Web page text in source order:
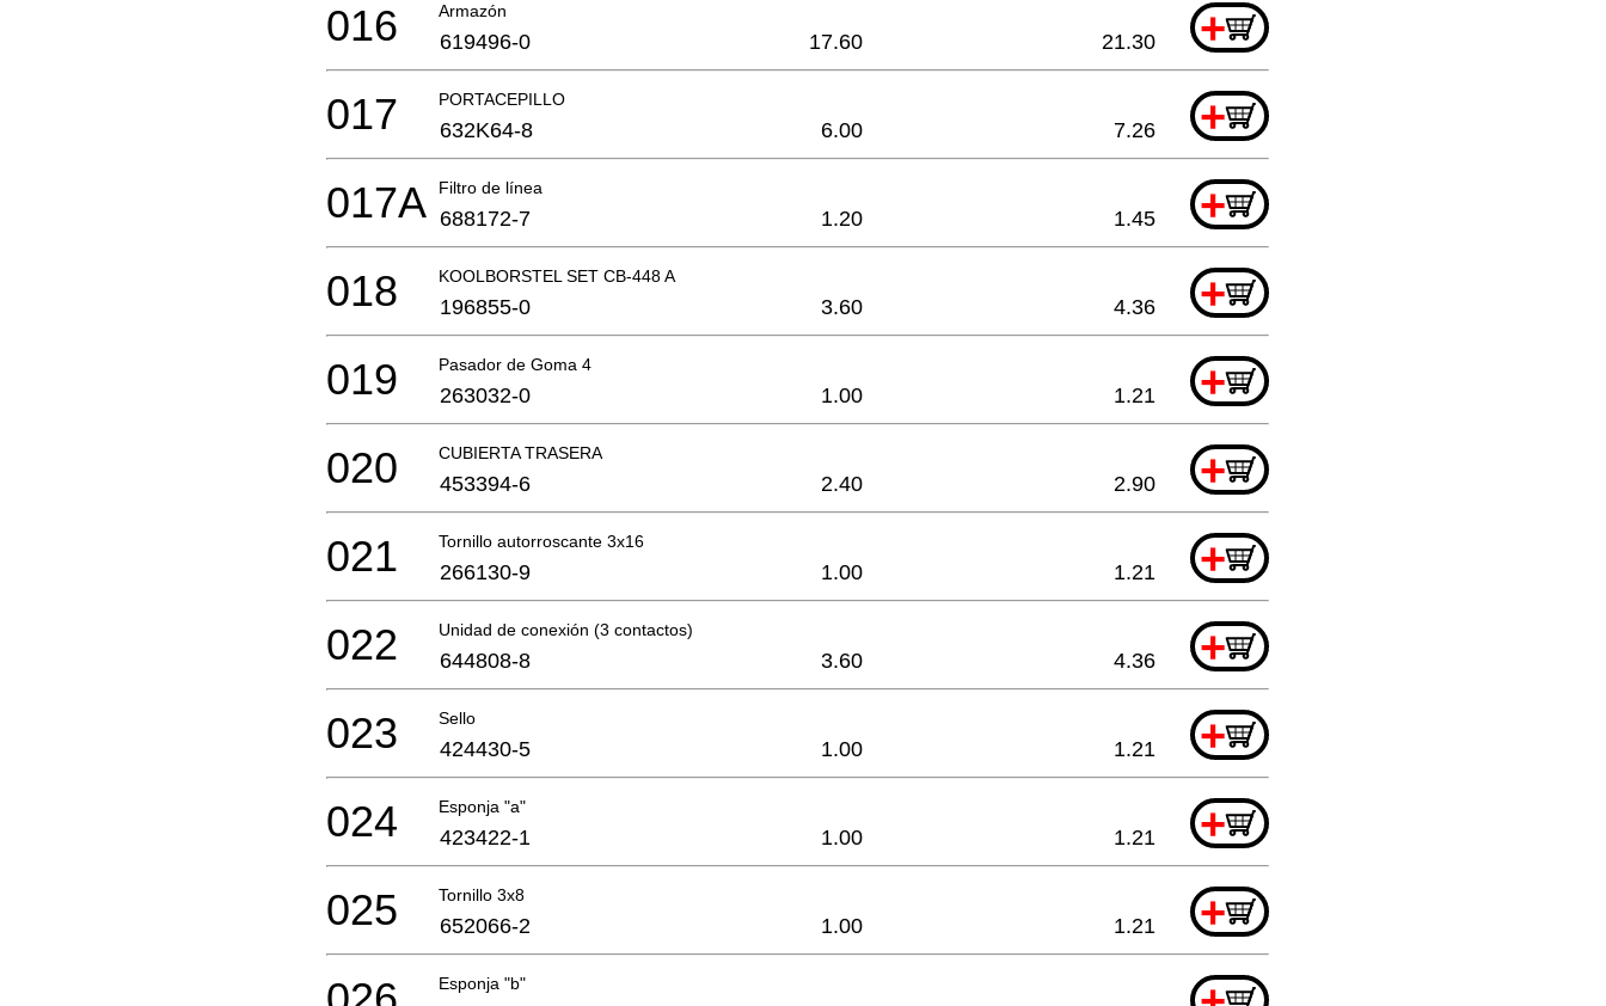
Armazón +
016 619496-0 17.60 21.30
PORTACEPILLO +
017 632K64-8 6.00 7.26
Filtro de línea +
017A 688172-7 1.20 1.45
KOOLBORSTEL SET CB-448 A +
018 196855-0 3.60 4.36
Pasador de Goma 4 +
019 263032-0 1.00 1.21
CUBIERTA TRASERA +
020 453394-6 2.40 2.90
Tornillo autorroscante 3x16 +
021 266130-9 1.00 1.21
Unidad de conexión (3 contactos) +
022 644808-8 3.60 4.36
Sello +
023 424430-5 1.00 1.21
Esponja "a" +
024 423422-1 1.00 1.21
Tornillo 3x8 +
025 652066-2 1.00 1.21
Esponja "b"